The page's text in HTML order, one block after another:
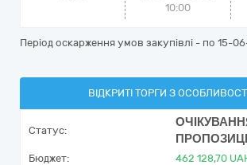
10:00
Період оскарження умов закупівлі - по 15-
ВІДКРИТІ ТОРГИ З
Статус:
Бюджет: 462 128,70